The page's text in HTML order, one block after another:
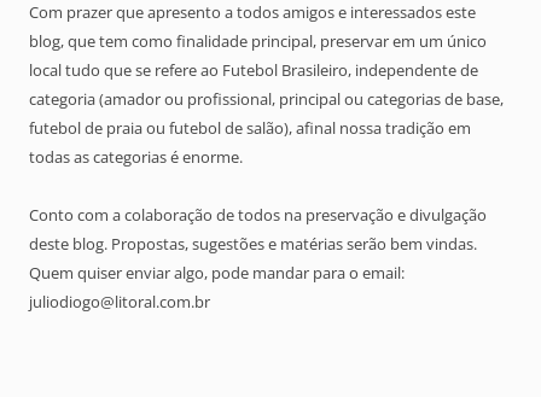
Com prazer que apresento a todos amigos e interessados este
blog, que tem como finalidade principal, preservar em um único
local tudo que se refere ao Futebol Brasileiro, independente de
categoria (amador ou profissional, principal ou categorias de base,
futebol de praia ou futebol de salão), afinal nossa tradição em
todas as categorias é enorme.
Conto com a colaboração de todos na preservação e divulgação
deste blog. Propostas, sugestões e matérias serão bem vindas.
Quem quiser enviar algo, pode mandar para o email:
juliodiogo@litoral.com.br